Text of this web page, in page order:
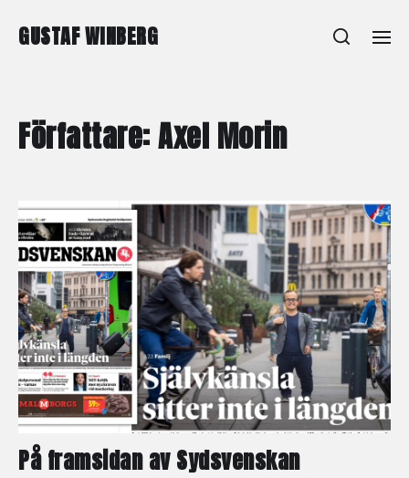
GUSTAF WINBERG
Författare:Axel Morin
På framsidan av Sydsvenskan